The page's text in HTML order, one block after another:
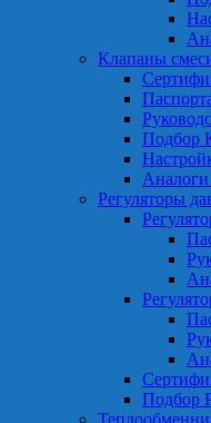
Клапаны
Подбор
Регуляторы
Подбор